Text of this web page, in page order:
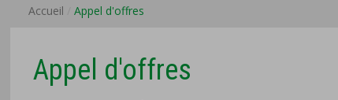
Accueil Appel d'offres
Appel d'offres